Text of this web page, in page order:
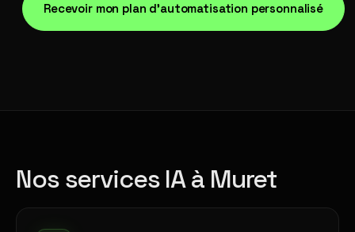
Recevoir mon plan d'automatisation personnalisé
Nos services IA à Muret